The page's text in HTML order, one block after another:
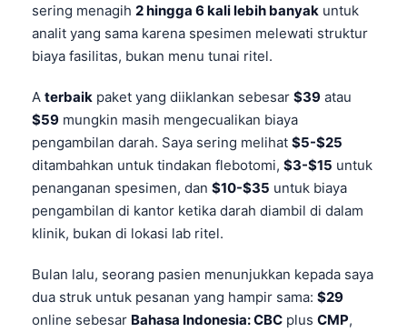
sering menagih 2 hingga 6 kali lebih banyak untuk
analit yang sama karena spesimen melewati struktur
biaya fasilitas, bukan menu tunai ritel.
A terbaik paket yang diiklankan sebesar $39 atau
$59 mungkin masih mengecualikan biaya
pengambilan darah. Saya sering melihat $5-$25
ditambahkan untuk tindakan flebotomi, $3-$15 untuk
penanganan spesimen, dan $10-$35 untuk biaya
pengambilan di kantor ketika darah diambil di dalam
klinik, bukan di lokasi lab ritel.
Bulan lalu, seorang pasien menunjukkan kepada saya
dua struk untuk pesanan yang hampir sama: $29
online sebesar Bahasa Indonesia: CBC plus CMP,